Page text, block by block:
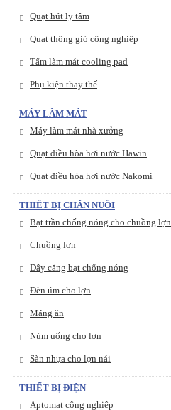
Quạt hút ly tâm
Quạt thông gió công nghiệp
Tấm làm mát cooling pad
Phụ kiện thay thế
MÁY LÀM MÁT
Máy làm mát nhà xưởng
Quạt điều hòa hơi nước Hawin
Quạt điều hòa hơi nước Nakomi
THIẾT BỊ CHĂN NUÔI
Bạt trần chống nóng cho chuồng lợn
Chuồng lợn
Dây căng bạt chống nóng
Đèn úm cho lợn
Máng ăn
Núm uống cho lợn
Sàn nhựa cho lợn nái
THIẾT BỊ ĐIỆN
Aptomat công nghiệp